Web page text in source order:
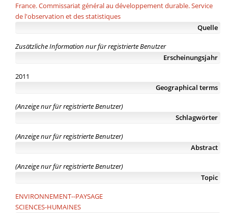
France. Commissariat général au développement durable. Service
de l'observation et des statistiques
Quelle
Zusätzliche Information nur für registrierte Benutzer
Erscheinungsjahr
2011
Geographical terms
(Anzeige nur für registrierte Benutzer)
Schlagwörter
(Anzeige nur für registrierte Benutzer)
Abstract
(Anzeige nur für registrierte Benutzer)
Topic
ENVIRONNEMENT--PAYSAGE
SCIENCES-HUMAINES